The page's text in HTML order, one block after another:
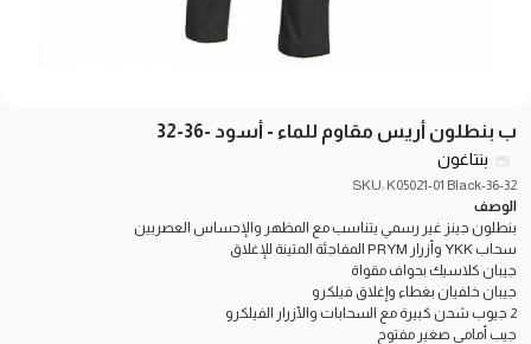
ب بنطلون أريس مقاوم للماء - أسود -36-32
بنتاغون
SKU: K05021-01 Black-36-32
الوصف
بنطلون جينز غير رسمي يتناسب مع المظهر والإحساس العصريين
سحاب YKK وأزرار PRYM المفاجئة المتينة للإغلاق
جيبان كلاسيك بحواف مقواة
جيبان خلفيان بغطاء وإغلاق فيلكرو
2 جيوب شحن كبيرة مع السحابات والأزرار الفيلكرو
جيب أمامي صغير مفتوح